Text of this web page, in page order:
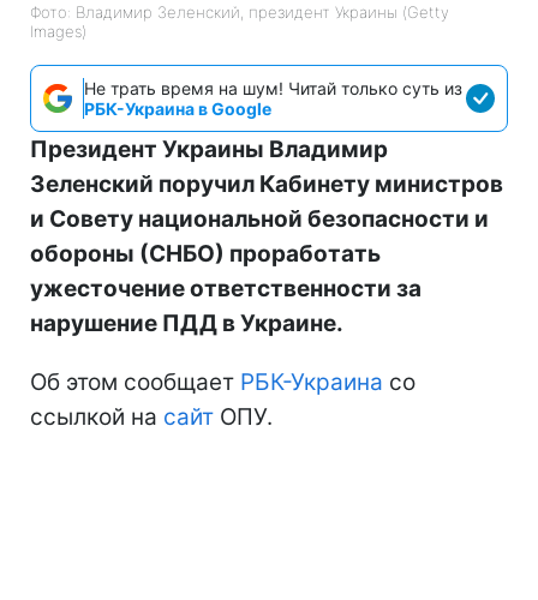
Фото: Владимир Зеленский, президент Украины (Getty
Images)
Не трать время на шум! Читай только суть из
РБК-Украина в Google
Президент Украины Владимир
Зеленский поручил Кабинету министров
и Совету национальной безопасности и
обороны (СНБО) проработать
ужесточение ответственности за
нарушение ПДД в Украине.
Об этом сообщает РБК-Украина со
ссылкой на сайт ОПУ.